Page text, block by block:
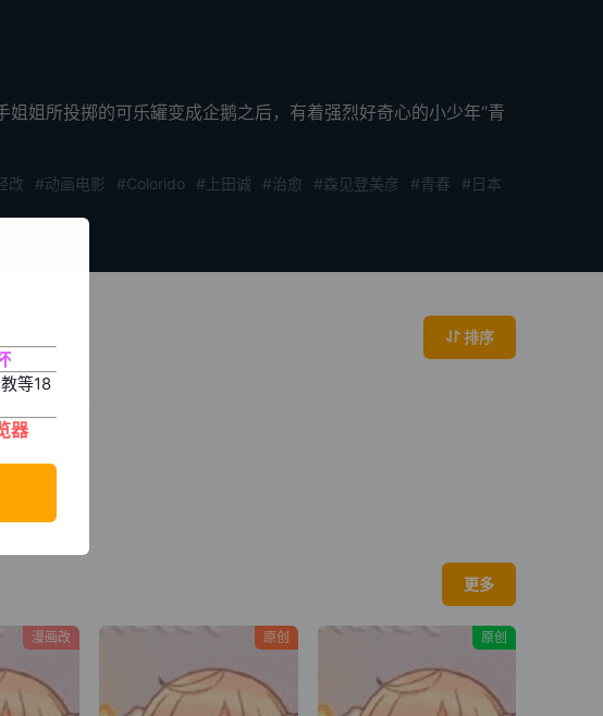
姐所投掷的可乐罐变成企鹅之后，有着强烈好奇心的小少年“青
改 #动画电影 #Colorido #上田诚 #治愈 #森见登美彦 #青春
#日本
排序
更多
漫画改 原创 原创
等18
器